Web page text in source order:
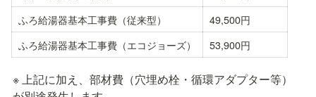
ふろ給湯器基本工事費（従来型）
49,500円
ふろ給湯器基本工事費（エコジョーズ）
53,900円
※ 上記に加え、部材費（穴埋め栓・循環アダプター等）